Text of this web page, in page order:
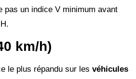
pas un indice V minimum avant
km/h)
le plus répandu sur les véhicules